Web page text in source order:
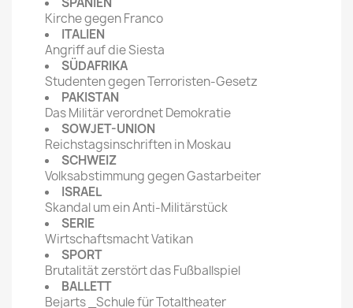
Kirche gegen Franco
ITALIEN
Angriff auf die Siesta
SÜDAFRIKA
Studenten gegen Terroristen-Gesetz
PAKISTAN
Das Militär verordnet Demokratie
SOWJET-UNION
Reichstagsinschriften in Moskau
SCHWEIZ
Volksabstimmung gegen Gastarbeiter
ISRAEL
Skandal um ein Anti-Militärstück
SERIE
Wirtschaftsmacht Vatikan
SPORT
Brutalität zerstört das Fußballspiel
BALLETT
Bejarts _Schule für Totaltheater